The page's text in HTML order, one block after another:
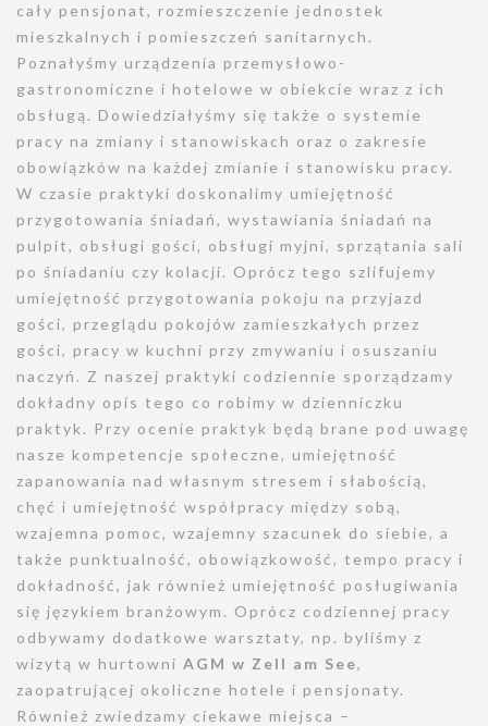
cały pensjonat, rozmieszczenie jednostek
mieszkalnych i pomieszczeń sanitarnych.
Poznałyśmy urządzenia przemysłowo-
gastronomiczne i hotelowe w obiekcie wraz z ich
obsługą. Dowiedziałyśmy się także o systemie
pracy na zmiany i stanowiskach oraz o zakresie
obowiązków na każdej zmianie i stanowisku pracy.
W czasie praktyki doskonalimy umiejętność
przygotowania śniadań, wystawiania śniadań na
pulpit, obsługi gości, obsługi myjni, sprzątania sali
po śniadaniu czy kolacji. Oprócz tego szlifujemy
umiejętność przygotowania pokoju na przyjazd
gości, przeglądu pokojów zamieszkałych przez
gości, pracy w kuchni przy zmywaniu i osuszaniu
naczyń. Z naszej praktyki codziennie sporządzamy
dokładny opis tego co robimy w dzienniczku
praktyk. Przy ocenie praktyk będą brane pod uwagę
nasze kompetencje społeczne, umiejętność
zapanowania nad własnym stresem i słabością,
chęć i umiejętność współpracy między sobą,
wzajemna pomoc, wzajemny szacunek do siebie, a
także punktualność, obowiązkowość, tempo pracy i
dokładność, jak również umiejętność posługiwania
się językiem branżowym. Oprócz codziennej pracy
odbywamy dodatkowe warsztaty, np. byliśmy z
wizytą w hurtowni AGM w Zell am See,
zaopatrującej okoliczne hotele i pensjonaty.
Również zwiedzamy ciekawe miejsca –